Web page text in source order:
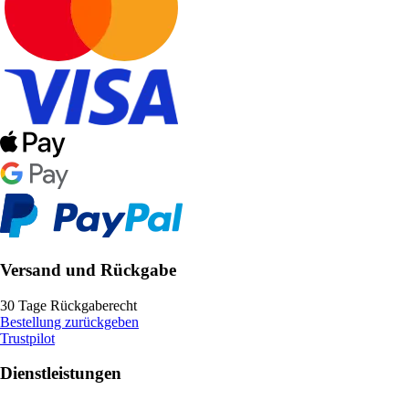
Versand und Rückgabe
30 Tage Rückgaberecht
Bestellung zurückgeben
Trustpilot
Dienstleistungen